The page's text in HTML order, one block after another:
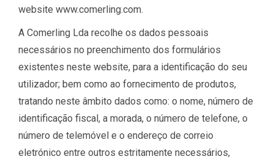
website www.comerling.com.
A Comerling Lda recolhe os dados pessoais
necessários no preenchimento dos formulários
existentes neste website, para a identificação do seu
utilizador; bem como ao fornecimento de produtos,
tratando neste âmbito dados como: o nome, número de
identificação fiscal, a morada, o número de telefone, o
número de telemóvel e o endereço de correio
eletrónico entre outros estritamente necessários,